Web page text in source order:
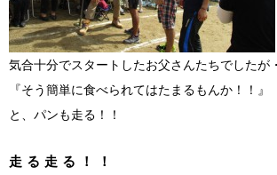
気合十分でスタートしたお父さんたちでしたが
『そう簡単に食べられてはたまるもんか！！』
と、パンも走る！！
走る走る！！